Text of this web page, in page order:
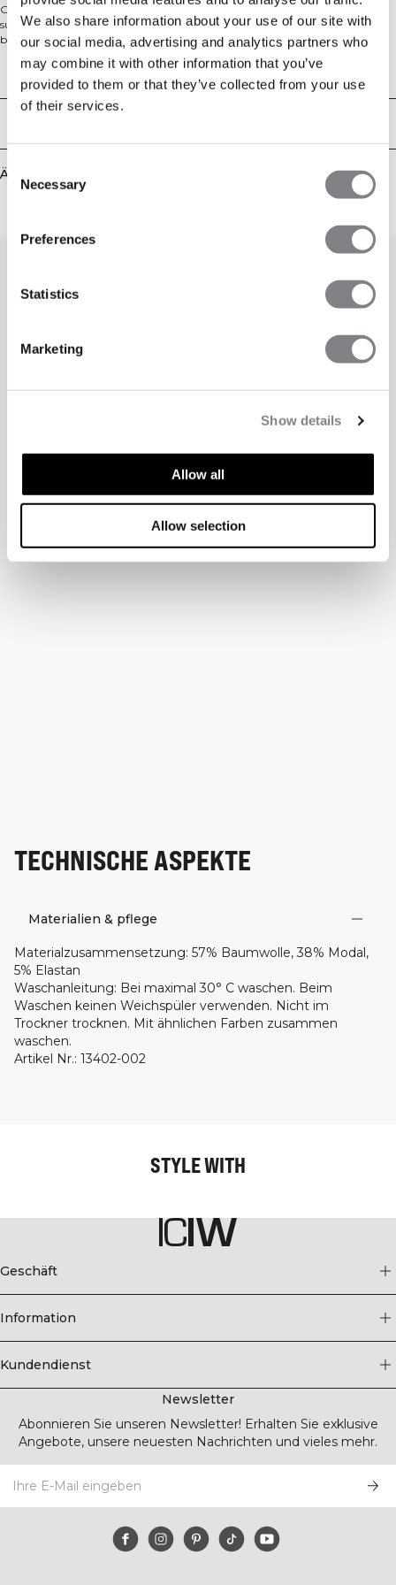
We also share information about your use of our site with
our social media, advertising and analytics partners who
may combine it with other information that you’ve
provided to them or that they’ve collected from your use
of their services.
Selection
Necessary
Preferences
Statistics
Marketing
Show details
Allow all
Allow selection
Geripptes Tanktop. Recharge ist eine Loungewear-Kollektion aus
superweichem Rippstoff mit geschmeidiger Haptik. Kombinieren Sie
bequeme Ober- und Unterteile, um Ihren Ruhetag richtig zu genießen und
Ausschnitt und normaler Passform ist ein perfektes Muss für den Alltag.
Saubere Einfassung am Ausschnitt und an den Armlöchern. ICIW-
Logostickerei am unteren Saum. Standardlänge, normale Passform. 57%
Baumwolle, 38% Modal, 5% Elastan.
Technical Aspects
Ähnliche Produkte
TECHNISCHE ASPEKTE
Materialien & pflege
Materialzusammensetzung: 57% Baumwolle, 38% Modal,
5% Elastan
Waschanleitung: Bei maximal 30° C waschen. Beim
Waschen keinen Weichspüler verwenden. Nicht im
Trockner trocknen. Mit ähnlichen Farben zusammen
waschen.
Artikel Nr.: 13402-002
STYLE WITH
Geschäft
Information
Kundendienst
Newsletter
Abonnieren Sie unseren Newsletter! Erhalten Sie exklusive
Angebote, unsere neuesten Nachrichten und vieles mehr.